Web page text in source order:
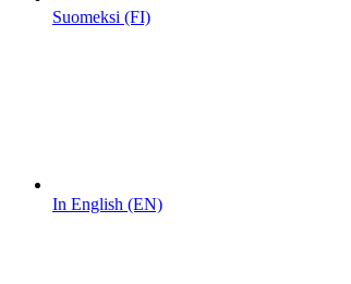
Suomeksi (FI)
In English (EN)